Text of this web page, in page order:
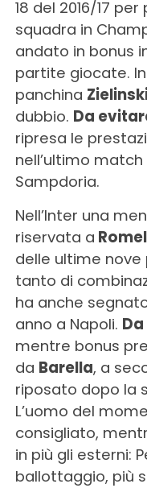
18 del 2016/17
squadra in
andato in bonus
partite giocate.
panchina
dubbio. Da
ripresa le
nell’ultimo
Sampdoria.
Nell’Inter una
riservata a
delle ultime
tanto di
ha anche
anno a Napoli.
mentre bonus
da Barella, a
riposato dopo la
L’uomo del
consigliato,
in più gli esterni:
ballottaggio, più